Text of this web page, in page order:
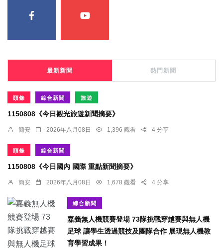
最新新聞 熱門新聞
頭條 綜合新聞 旅遊
1150808《今日觀光旅遊新聞摘要》
簡安 2026年八月08日 1,396 觀看 4 分享
頭條 綜合新聞
1150808《今日國內 國際 重點新聞摘要》
簡安 2026年八月08日 1,678 觀看 4 分享
綜合新聞
嘉義無人機競賽登場 73隊挑戰穿越賽與無人機
足球 讓學生透過競技及團隊合作 展現無人機教
育學習成果！